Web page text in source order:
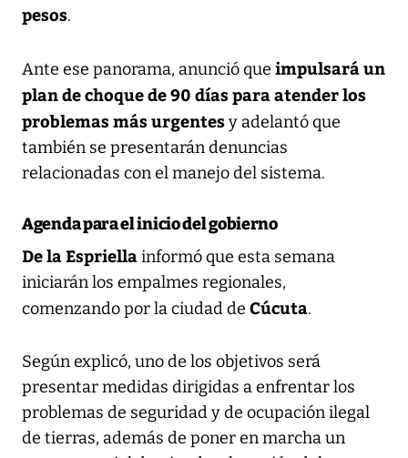
pesos.
Ante ese panorama, anunció que impulsará un
plan de choque de 90 días para atender los
problemas más urgentesy adelantó que
también se presentarán denuncias
relacionadas con el manejo del sistema.
Agenda para el inicio del gobierno
De la Espriellainformó que esta semana
iniciarán los empalmes regionales,
comenzando por la ciudad de Cúcuta.
Según explicó, uno de los objetivos será
presentar medidas dirigidas a enfrentar los
problemas de seguridad y de ocupación ilegal
de tierras, además de poner en marcha un